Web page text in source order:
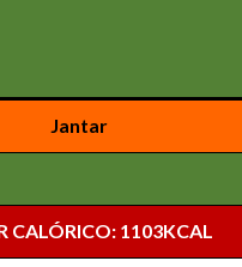
Jantar
CALÓRICO: 1103KCAL